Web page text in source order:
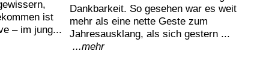
ist
– im jung...
Dankbarkeit. So gesehen war es weit
mehr als eine nette Geste zum
Jahresausklang, als sich gestern ...
...mehr